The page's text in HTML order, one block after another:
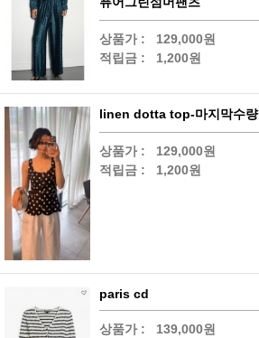
상품가 :
129,000원
적립금 :
1,200원
linen dotta top-마지막수량
상품가 :
129,000원
적립금 :
1,200원
paris cd
상품가 :
139,000원